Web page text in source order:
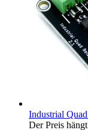
Industrial
Der Preis